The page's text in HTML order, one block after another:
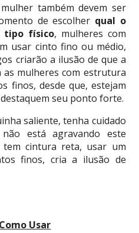
também devem ser
de escolher qual o
tipo físico, mulheres com
usar cinto fino ou médio,
criarão a ilusão de que a
as mulheres com estrutura
finos, desde que, estejam
seu ponto forte.
saliente, tenha cuidado
está agravando este
tem cintura reta, usar um
finos, cria a ilusão de
Usar